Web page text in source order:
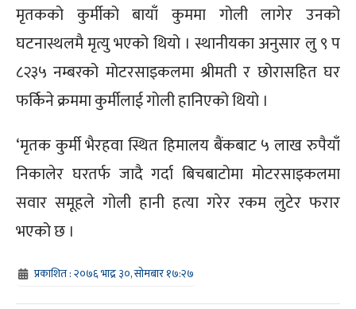
मृतकको कुर्मीको बायाँ कुममा गोली लागेर उनको
घटनास्थलमै मृत्यु भएको थियो । स्थानीयका अनुसार लु ९ प
८२३५ नम्बरको मोटरसाइकलमा श्रीमती र छोरासहित घर
फर्किने क्रममा कुर्मीलाई गोली हानिएको थियो ।
‘मृतक कुर्मी भैरहवा स्थित हिमालय बैंकबाट ५ लाख रुपैयाँ
निकालेर घरतर्फ जादै गर्दा बिचबाटोमा मोटरसाइकलमा
सवार समूहले गोली हानी हत्या गरेर रकम लुटेर फरार
भएको छ ।
प्रकाशित : २०७६ भाद्र ३०, सोमबार १७:२७